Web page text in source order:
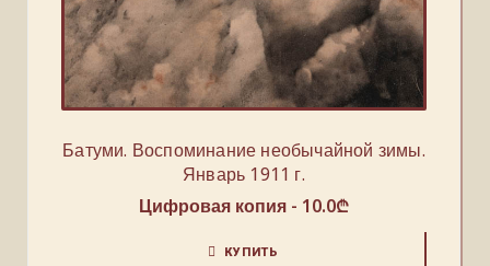
Батуми. Воспоминание необычайной зимы.
Январь 1911 г.
Цифровая копия - 10.0₾
КУПИТЬ